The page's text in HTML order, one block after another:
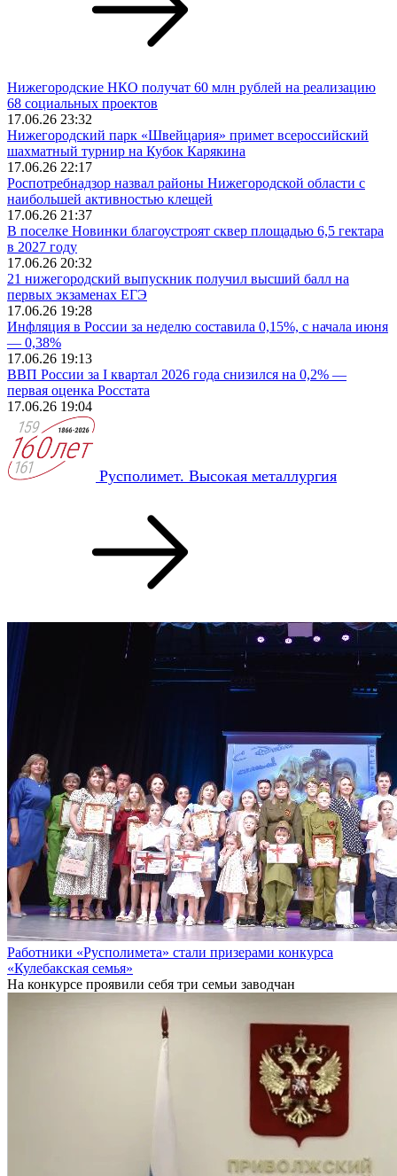
Нижегородские НКО получат 60 млн рублей на реализацию
68 социальных проектов
17.06.26 23:32
Нижегородский парк «Швейцария» примет всероссийский
шахматный турнир на Кубок Карякина
17.06.26 22:17
Роспотребнадзор назвал районы Нижегородской области с
наибольшей активностью клещей
17.06.26 21:37
В поселке Новинки благоустроят сквер площадью 6,5 гектара
в 2027 году
17.06.26 20:32
21 нижегородский выпускник получил высший балл на
первых экзаменах ЕГЭ
17.06.26 19:28
Инфляция в России за неделю составила 0,15%, с начала июня
— 0,38%
17.06.26 19:13
ВВП России за I квартал 2026 года снизился на 0,2% —
первая оценка Росстата
17.06.26 19:04
Русполимет. Высокая металлургия
Работники «Русполимета» стали призерами конкурса
«Кулебакская семья»
На конкурсе проявили себя три семьи заводчан